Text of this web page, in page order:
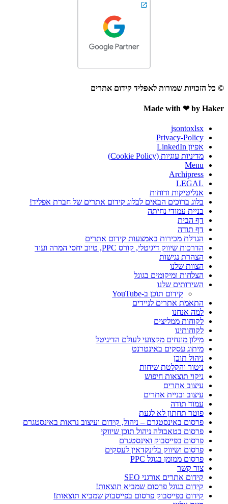
© כל הזכויות שמורות לאפליד קידום אתרים
Made with ❤ by Haker
jsontoxlsx
Privacy-Policy
אפיון LinkedIn
מדיניות עוגיות (Cookie Policy)
Menu
Archipress
LEGAL
אנליטיקות ודוחות
בלוג ברוכים הבאים לבלוג קידום אתרים של חברת אפליד!
בניית עמודי נחיתה
דף הבית
דף תודה
הגדלת מכירות באמצעות קידום אתרים
הדרכות שיווק דיגיטלי, קורס PPC, טיוב יחסי המרה ועוד
הצהרת נגישות
הצוות שלנו
הצלחות ומיקומים בגוגל
השירותים שלנו
קידום תוכן ב-YouTube
התאמת אתרים לניידים
למה אנחנו
לקוחות ממליצים
לקוחותינו
מילון מונחים מקצועי לעולם הדיגיטל
מיתוג עסקים באינטרנט
ניהול תוכן
ניטור והקלטת שיחות
ניקוי תוצאות חיפוש
עיצוב אתרים
עיצוב ובניית אתרים
עמוד תודה
פוטר תחתון לא לגעת
פרסום באינסטגרם – ניהול, קידום ועיצוב נראות באינסטגרם
פרסום בטאבולה ניהול תוכן שיווקי
פרסום בפייסבוק ואינסטגרם
פרסום ושיווק בלינקדאין לעסקים
פרסום ממומן בגוגל PPC
צור קשר
קידום אתרים אורגני SEO
קידום בגוגל פרסום שמביא תוצאות!
קידום בפייסבוק פרסום בפייסבוק שמביא תוצאות!